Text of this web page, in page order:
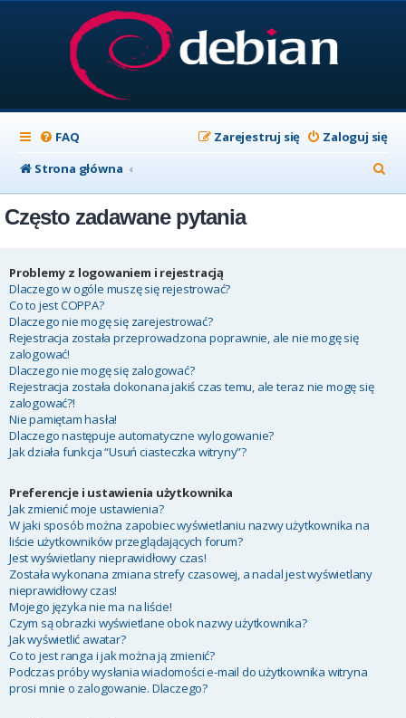
FAQ Zaloguj się
Zarejestruj się
Strona główna
z
Często zadawane pytania
Problemy z logowaniem i rejestracją
Dlaczego w ogóle muszę się rejestrować?
Co to jest COPPA?
Dlaczego nie mogę się zarejestrować?
Rejestracja została przeprowadzona poprawnie, ale nie mogę się
zalogować!
Dlaczego nie mogę się zalogować?
Rejestracja została dokonana jakiś czas temu, ale teraz nie mogę się
zalogować?!
Nie pamiętam hasła!
Dlaczego następuje automatyczne wylogowanie?
Jak działa funkcja “Usuń ciasteczka witryny”?
Preferencje i ustawienia użytkownika
Jak zmienić moje ustawienia?
W jaki sposób można zapobiec wyświetlaniu nazwy użytkownika na
liście użytkowników przeglądających forum?
Jest wyświetlany nieprawidłowy czas!
Została wykonana zmiana strefy czasowej, a nadal jest wyświetlany
nieprawidłowy czas!
Mojego języka nie ma na liście!
Czym są obrazki wyświetlane obok nazwy użytkownika?
Jak wyświetlić awatar?
Co to jest ranga i jak można ją zmienić?
Podczas próby wysłania wiadomości e-mail do użytkownika witryna
prosi mnie o zalogowanie. Dlaczego?